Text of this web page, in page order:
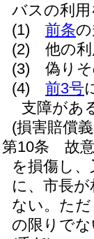
バスの利
(1)
前条
(2)
他の
(3)
偽り
(4)
前3号
支障があ
(損害賠償
第10条
故
を損傷し
に、市長
ない。 た
の限りで